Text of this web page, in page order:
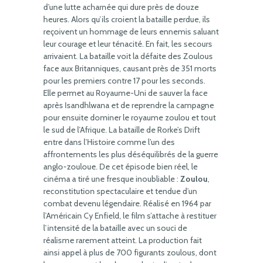
d’une lutte acharnée qui dure près de douze
heures. Alors qu’ils croient la bataille perdue, ils
reçoivent un hommage de leurs ennemis saluant
leur courage et leur ténacité. En fait, les secours
arrivaient. La bataille voit la défaite des Zoulous
face aux Britanniques, causant près de 351 morts
pour les premiers contre 17 pour les seconds.
Elle permet au Royaume-Uni de sauver la face
après Isandhlwana et de reprendre la campagne
pour ensuite dominer le royaume zoulou et tout
le sud de l’Afrique. La bataille de Rorke’s Drift
entre dans l’Histoire comme l’un des
affrontements les plus déséquilibrés de la guerre
anglo-zouloue. De cet épisode bien réel, le
cinéma a tiré une fresque inoubliable : Zoulou,
reconstitution spectaculaire et tendue d’un
combat devenu légendaire. Réalisé en 1964 par
l’Américain Cy Enfield, le film s’attache à restituer
l’intensité de la bataille avec un souci de
réalisme rarement atteint. La production fait
ainsi appel à plus de 700 figurants zoulous, dont